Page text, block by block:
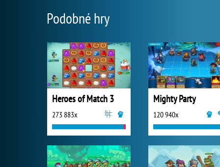
Podobné hry
Heroes of Match 3
273 883x
Mighty Party
120 940x